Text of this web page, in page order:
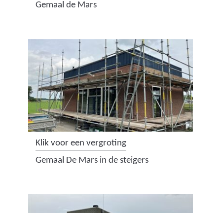
e
e
l
d
i
n
g
:
r
e
Gemaal de Mars
Klik voor een vergroting(
a
e
Gemaal De Mars in de steigers